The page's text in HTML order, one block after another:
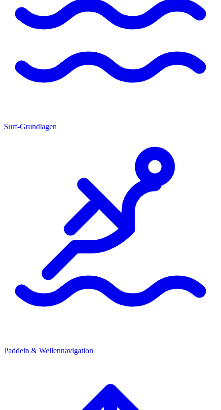
Surf-Grundlagen
Paddeln & Wellennavigation